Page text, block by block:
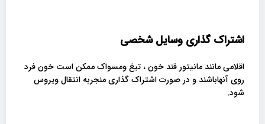
اشتراک گذاری وسایل شخصی
اقلامی مانند مانیتور قند خون ، تیغ ومسواک ممکن است خون فرد
روی آنهاباشند و در صورت اشتراک گذاری منجربه انتقال ویروس
شود.